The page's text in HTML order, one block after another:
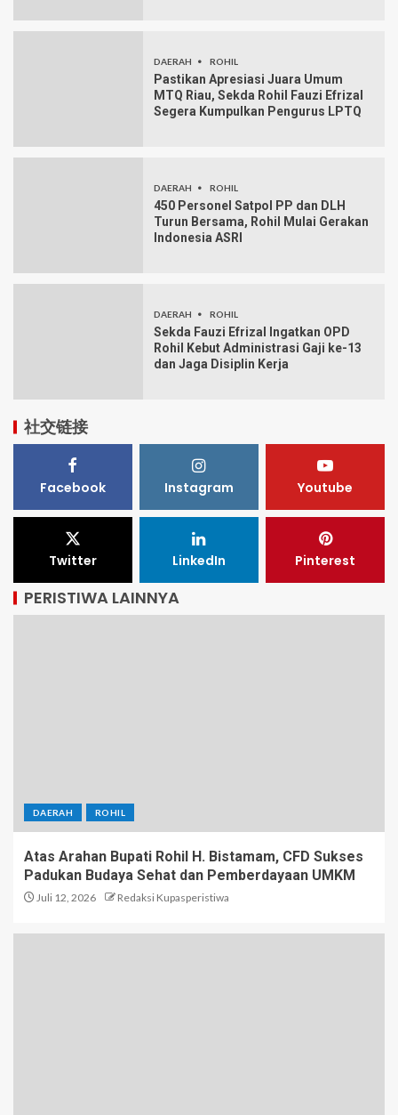
DAERAH ROHIL
Pastikan Apresiasi Juara Umum
MTQ Riau, Sekda Rohil Fauzi Efrizal
Segera Kumpulkan Pengurus LPTQ
DAERAH ROHIL
450 Personel Satpol PP dan DLH
Turun Bersama, Rohil Mulai Gerakan
Indonesia ASRI
DAERAH ROHIL
Sekda Fauzi Efrizal Ingatkan OPD
Rohil Kebut Administrasi Gaji ke-13
dan Jaga Disiplin Kerja
社交链接
Facebook Instagram Youtube
Twitter LinkedIn Pinterest
PERISTIWA LAINNYA
DAERAH ROHIL
Atas Arahan Bupati Rohil H. Bistamam, CFD Sukses
Padukan Budaya Sehat dan Pemberdayaan UMKM
Juli 12, 2026 Redaksi Kupasperistiwa